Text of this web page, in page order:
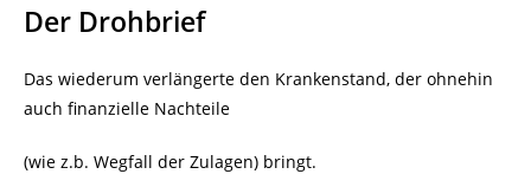
Der Drohbrief
Das wiederum verlängerte den Krankenstand, der ohnehin
auch finanzielle Nachteile
(wie z.b. Wegfall der Zulagen) bringt.